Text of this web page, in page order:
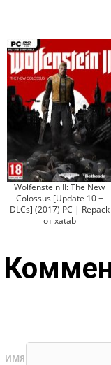
Wolfenstein II: The New
Colossus [Update 10 +
DLCs] (2017) PC | Repack
от xatab
ИМЯ